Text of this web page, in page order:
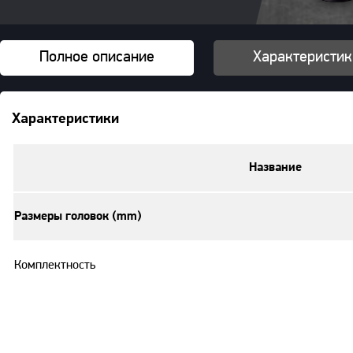
Полное описание
Характеристики
Название
Размеры головок (mm)
Комплектность